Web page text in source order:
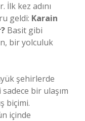
kez adını
geldi: Karain
Basit gibi
bir yolculuk
şehirlerde
bir ulaşım
biçimi.
içinde